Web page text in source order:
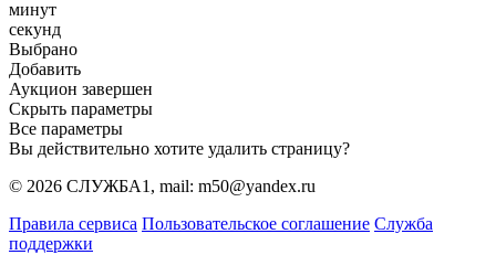
минут
секунд
Выбрано
Добавить
Аукцион завершен
Скрыть параметры
Все параметры
Вы действительно хотите удалить страницу?
© 2026 СЛУЖБА1, mail: m50@yandex.ru
Правила сервиса Пользовательское соглашение Служба
поддержки